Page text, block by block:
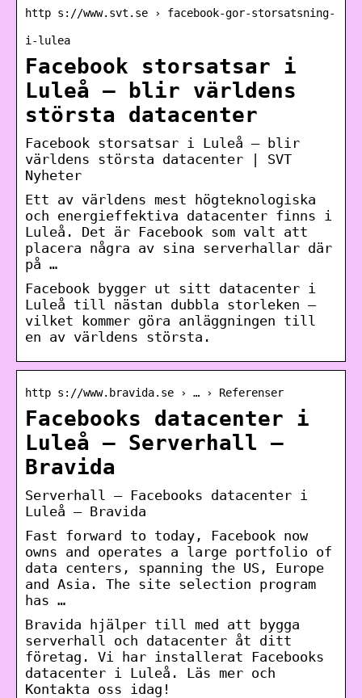
http s://www.svt.se › facebook-gor-storsatsning-
i-lulea
Facebook storsatsar i
Luleå – blir världens
största datacenter
Facebook storsatsar i Luleå – blir
världens största datacenter | SVT
Nyheter
Ett av världens mest högteknologiska
och energieffektiva datacenter finns i
Luleå. Det är Facebook som valt att
placera några av sina serverhallar där
på …
Facebook bygger ut sitt datacenter i
Luleå till nästan dubbla storleken –
vilket kommer göra anläggningen till
en av världens största.
http s://www.bravida.se › … › Referenser
Facebooks datacenter i
Luleå – Serverhall –
Bravida
Serverhall – Facebooks datacenter i
Luleå – Bravida
Fast forward to today, Facebook now
owns and operates a large portfolio of
data centers, spanning the US, Europe
and Asia. The site selection program
has …
Bravida hjälper till med att bygga
serverhall och datacenter åt ditt
företag. Vi har installerat Facebooks
datacenter i Luleå. Läs mer och
Kontakta oss idag!